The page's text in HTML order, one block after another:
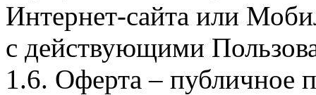
Интернет-сайта или
с действующими
1.6. Оферта – публичное